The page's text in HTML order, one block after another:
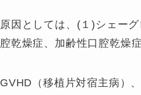
原因としては、(１)シェー
腔乾燥症、加齢性口腔乾燥
GVHD（移植片対宿主病）